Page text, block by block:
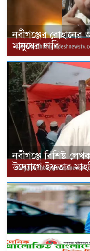
নবীগঞ্জের
মানুষের দাবি
নবীগঞ্জে বিশিষ্ট
উদ্যোগে ইফতার